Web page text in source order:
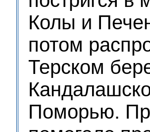
Колы и
потом
Терском
Поморью.